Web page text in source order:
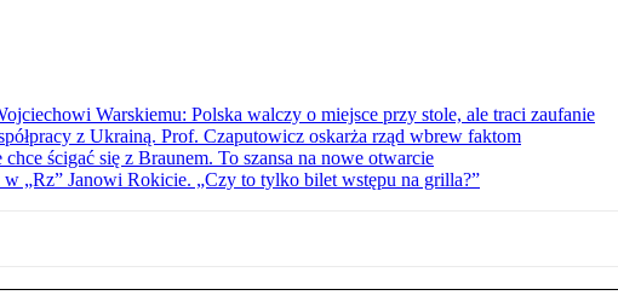
Warskiemu: Polska walczy o miejsce przy stole, ale traci zaufanie
z Ukrainą. Prof. Czaputowicz oskarża rząd wbrew faktom
ścigać się z Braunem. To szansa na nowe otwarcie
w „Rz” Janowi Rokicie. „Czy to tylko bilet wstępu na grilla?”